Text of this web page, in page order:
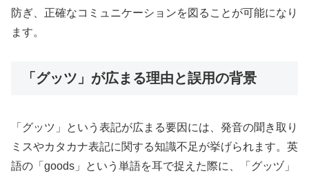
防ぎ、正確なコミュニケーションを図ることが可能になり
ます。
「グッツ」が広まる理由と誤用の背景
「グッツ」という表記が広まる要因には、発音の聞き取り
ミスやカタカナ表記に関する知識不足が挙げられます。英
語の「goods」という単語を耳で捉えた際に、「グッヅ」